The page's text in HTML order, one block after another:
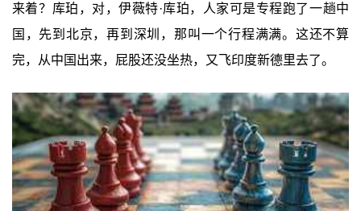
来着？库珀，对，伊薇特·库珀，人家可是专程跑了一趟中
国，先到北京，再到深圳，那叫一个行程满满。这还不算
完，从中国出来，屁股还没坐热，又飞印度新德里去了。